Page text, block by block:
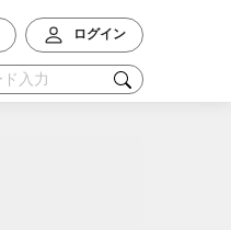
ログイン